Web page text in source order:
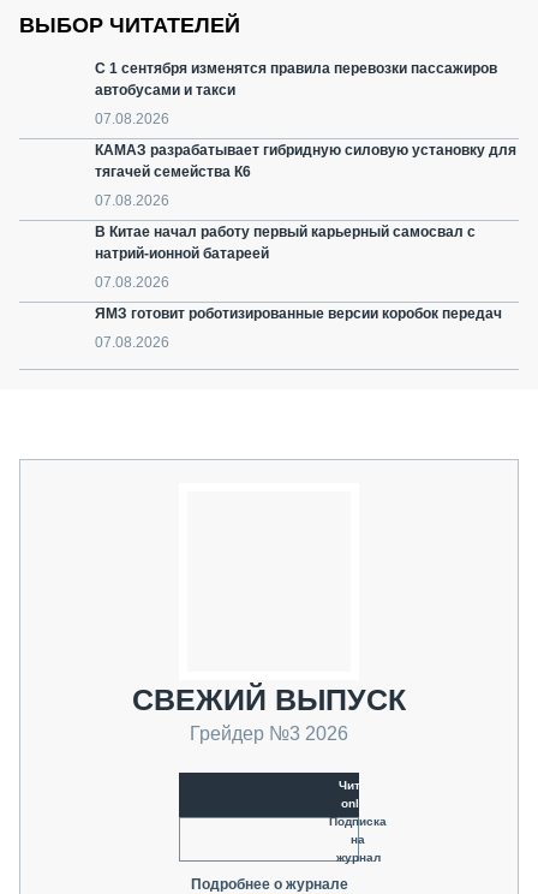
ВЫБОР ЧИТАТЕЛЕЙ
С 1 сентября изменятся правила перевозки пассажиров
автобусами и такси
07.08.2026
КАМАЗ разрабатывает гибридную силовую установку для
тягачей семейства К6
07.08.2026
В Китае начал работу первый карьерный самосвал с
натрий-ионной батареей
07.08.2026
ЯМЗ готовит роботизированные версии коробок передач
07.08.2026
СВЕЖИЙ ВЫПУСК
Грейдер №3 2026
Читать
online
Подписка
на
журнал
Подробнее о журнале